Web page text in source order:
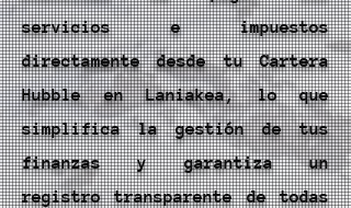
servicios e impuestos
directamente desde tu Cartera
Hubble en Laniakea, lo que
simplifica la gestión de tus
finanzas y garantiza un
registro transparente de todas